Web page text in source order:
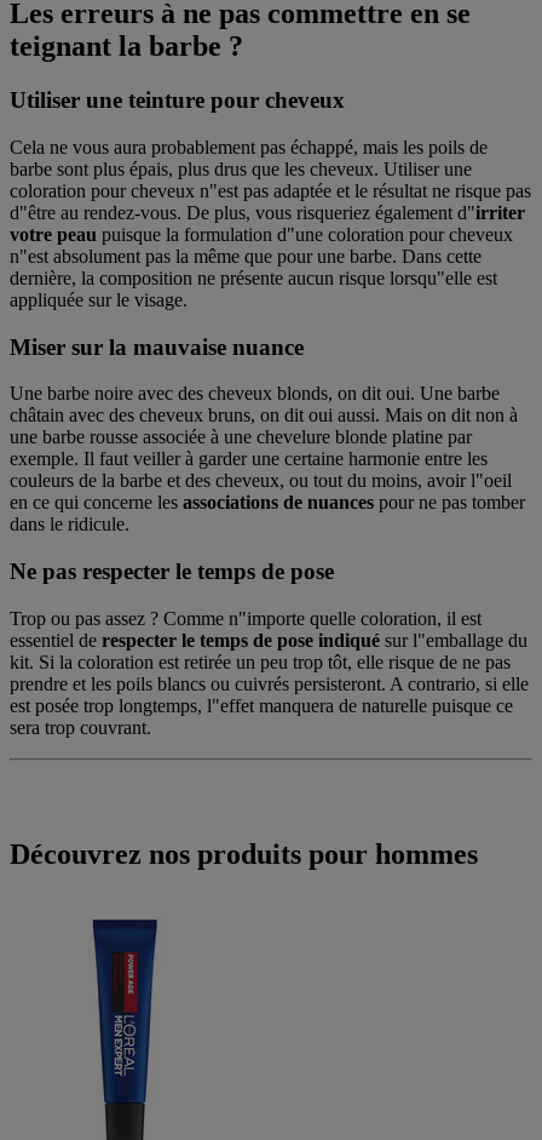
Les erreurs à ne pas commettre en se
teignant la barbe ?
Utiliser une teinture pour cheveux
Cela ne vous aura probablement pas échappé, mais les poils de
barbe sont plus épais, plus drus que les cheveux. Utiliser une
coloration pour cheveux n"est pas adaptée et le résultat ne risque pas
d"être au rendez-vous. De plus, vous risqueriez également d"irriter
votre peau puisque la formulation d"une coloration pour cheveux
n"est absolument pas la même que pour une barbe. Dans cette
dernière, la composition ne présente aucun risque lorsqu"elle est
appliquée sur le visage.
Miser sur la mauvaise nuance
Une barbe noire avec des cheveux blonds, on dit oui. Une barbe
châtain avec des cheveux bruns, on dit oui aussi. Mais on dit non à
une barbe rousse associée à une chevelure blonde platine par
exemple. Il faut veiller à garder une certaine harmonie entre les
couleurs de la barbe et des cheveux, ou tout du moins, avoir l"oeil
en ce qui concerne les associations de nuances pour ne pas tomber
dans le ridicule.
Ne pas respecter le temps de pose
Trop ou pas assez ? Comme n"importe quelle coloration, il est
essentiel de respecter le temps de pose indiqué sur l"emballage du
kit. Si la coloration est retirée un peu trop tôt, elle risque de ne pas
prendre et les poils blancs ou cuivrés persisteront. A contrario, si elle
est posée trop longtemps, l"effet manquera de naturelle puisque ce
sera trop couvrant.
Découvrez nos produits pour hommes